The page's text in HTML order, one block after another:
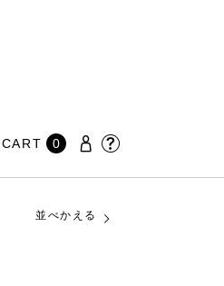
CART 0
並べかえる